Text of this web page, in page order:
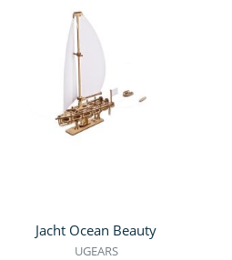
Jacht Ocean Beauty
UGEARS